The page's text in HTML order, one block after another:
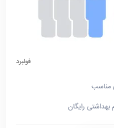
فولبرد
مناسب
بهداشتی رایگان